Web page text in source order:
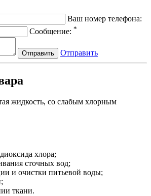
Ваш номер телефона:
Сообщение: *
Отправить Отправить
жидкость, со слабым хлорным
хлора;
сточных вод;
и очистки питьевой воды;
ткани.